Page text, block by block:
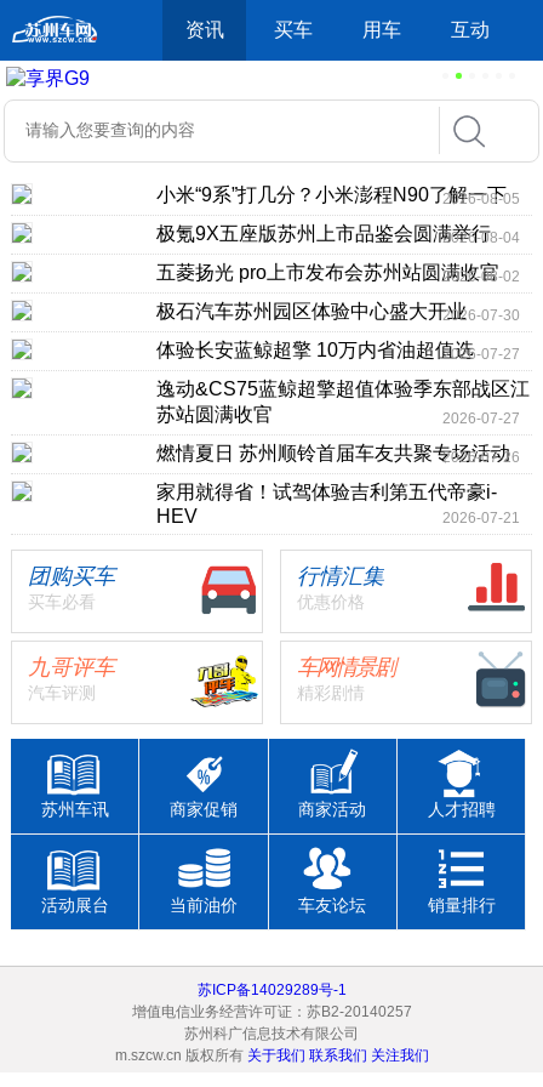
资讯 买车 用车 互动
小米“9系”打几分？小米澎程N90了解一下
2026-08-05
极氪9X五座版苏州上市品鉴会圆满举行
2026-08-04
五菱扬光 pro上市发布会苏州站圆满收官
2026-08-02
极石汽车苏州园区体验中心盛大开业2026-07-30
体验长安蓝鲸超擎 10万内省油超值选2026-07-27
逸动&CS75蓝鲸超擎超值体验季东部战区江
苏站圆满收官
2026-07-27
燃情夏日 苏州顺铃首届车友共聚专场活动
2026-07-26
家用就得省！试驾体验吉利第五代帝豪i-
HEV
2026-07-21
团购买车
买车必看
行情汇集
优惠价格
九哥评车
汽车评测
车网情景剧
精彩剧情
苏州车讯 商家促销 商家活动 人才招聘
活动展台 当前油价 车友论坛 销量排行
苏ICP备14029289号-1
增值电信业务经营许可证：苏B2-20140257
苏州科广信息技术有限公司
m.szcw.cn 版权所有 关于我们 联系我们 关注我们